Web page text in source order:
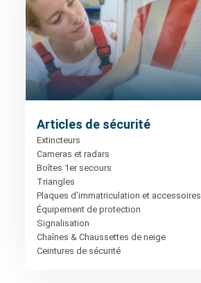
Articles de sécurité
Extincteurs
Cameras et radars
Boîtes 1er secours
Triangles
Plaques d'immatriculation et accessoires
Équipement de protection
Signalisation
Chaînes & Chaussettes de neige
Ceintures de sécurité